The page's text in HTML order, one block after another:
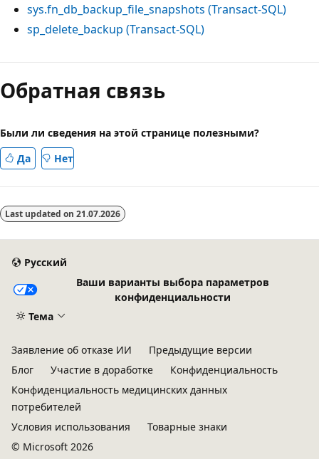
sys.fn_db_backup_file_snapshots (Transact-SQL)
sp_delete_backup (Transact-SQL)
Режим
чтения
выключен
Обратная связь
Были ли сведения на этой странице полезными?
Да
Нет
Last updated on 21.07.2026
Русский
Ваши варианты выбора параметров
конфиденциальности
Тема
Заявление об отказе ИИ
Предыдущие версии
Блог
Участие в доработке
Конфиденциальность
Конфиденциальность медицинских данных
потребителей
Условия использования
Товарные знаки
© Microsoft 2026